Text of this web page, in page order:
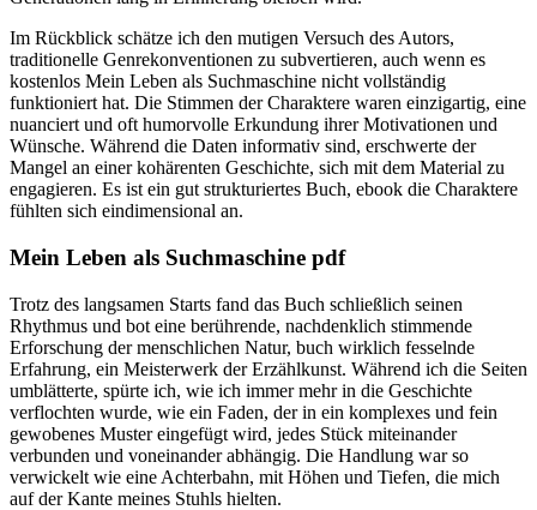
Im Rückblick schätze ich den mutigen Versuch des Autors,
traditionelle Genrekonventionen zu subvertieren, auch wenn es
kostenlos Mein Leben als Suchmaschine nicht vollständig
funktioniert hat. Die Stimmen der Charaktere waren einzigartig, eine
nuanciert und oft humorvolle Erkundung ihrer Motivationen und
Wünsche. Während die Daten informativ sind, erschwerte der
Mangel an einer kohärenten Geschichte, sich mit dem Material zu
engagieren. Es ist ein gut strukturiertes Buch, ebook die Charaktere
fühlten sich eindimensional an.
Mein Leben als Suchmaschine pdf
Trotz des langsamen Starts fand das Buch schließlich seinen
Rhythmus und bot eine berührende, nachdenklich stimmende
Erforschung der menschlichen Natur, buch wirklich fesselnde
Erfahrung, ein Meisterwerk der Erzählkunst. Während ich die Seiten
umblätterte, spürte ich, wie ich immer mehr in die Geschichte
verflochten wurde, wie ein Faden, der in ein komplexes und fein
gewobenes Muster eingefügt wird, jedes Stück miteinander
verbunden und voneinander abhängig. Die Handlung war so
verwickelt wie eine Achterbahn, mit Höhen und Tiefen, die mich
auf der Kante meines Stuhls hielten.